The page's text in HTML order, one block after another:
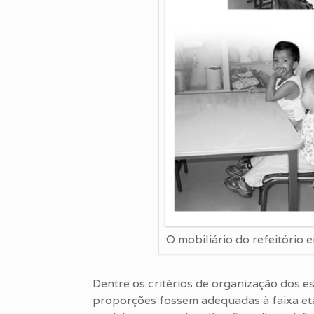
O mobiliário do refeitório
Dentre os critérios de organização dos
proporções fossem adequadas à faixa